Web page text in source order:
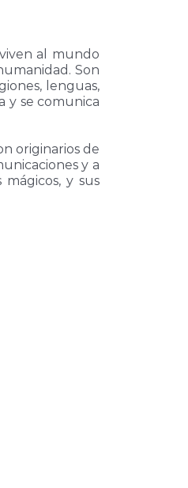
al mundo
Son
lenguas,
y se comunica
originarios de
y a
y sus